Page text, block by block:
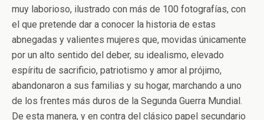
muy laborioso, ilustrado con más de 100 fotografías, con
el que pretende dar a conocer la historia de estas
abnegadas y valientes mujeres que, movidas únicamente
por un alto sentido del deber, su idealismo, elevado
espíritu de sacrificio, patriotismo y amor al prójimo,
abandonaron a sus familias y su hogar, marchando a uno
de los frentes más duros de la Segunda Guerra Mundial.
De esta manera, y en contra del clásico papel secundario